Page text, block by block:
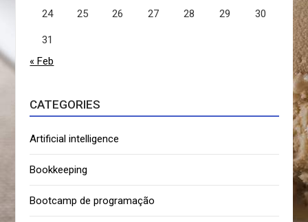
24 25 26 27 28 29 30
31
« Feb
CATEGORIES
Artificial intelligence
Bookkeeping
Bootcamp de programação